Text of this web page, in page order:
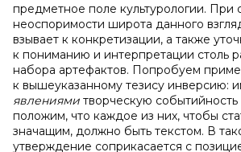
предметное поле культурологии. При
неоспоримости широта данного
взывает к конкретизации, а также
к пониманию и интерпретации столь
набора артефактов. Попробуем
к вышеуказанному тезису инверсию:
явлениями творческую событийность
положим, что каждое из них, чтобы
значащим, должно быть текстом. В
утверждение соприкасается с